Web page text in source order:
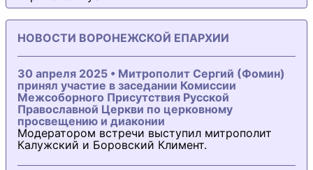
НОВОСТИ ВОРОНЕЖСКОЙ ЕПАРХИИ
30 апреля 2025 • Митрополит Сергий (Фомин)
принял участие в заседании Комиссии
Межсоборного Присутствия Русской
Православной Церкви по церковному
просвещению и диаконии
Модератором встречи выступил митрополит
Калужский и Боровский Климент.